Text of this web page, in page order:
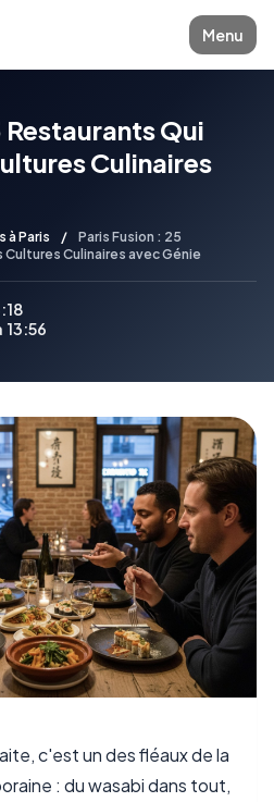
Menu
Restaurants Qui
Culinaires
à Paris /
Paris Fusion : 25
Culinaires avec Génie
c'est un des fléaux de la
: du wasabi dans tout,